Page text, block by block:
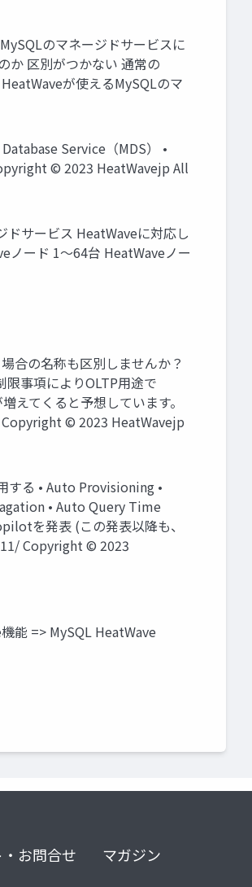
のマネージドサービスに
か 区別がつかない 通常の
が使えるMySQLのマ
Service（MDS） •
© 2023 HeatWavejp All
ドサービス HeatWaveに対応し
ノード 1〜64台 HeatWaveノー
合の名称も区別しませんか？
限事項によりOLTP用途で
えてくると予想しています。
Copyright © 2023 HeatWavejp
する • Auto Provisioning •
• Auto Query Time
を発表 (この発表以降も、
Copyright © 2023
能 => MySQL HeatWave
お問合せ マガジン